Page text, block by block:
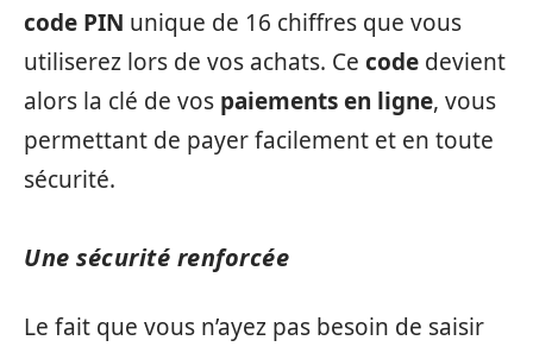
code PIN unique de 16 chiffres que vous
utiliserez lors de vos achats. Ce code devient
alors la clé de vos paiements en ligne, vous
permettant de payer facilement et en toute
sécurité.
Une sécurité renforcée
Le fait que vous n’ayez pas besoin de saisir